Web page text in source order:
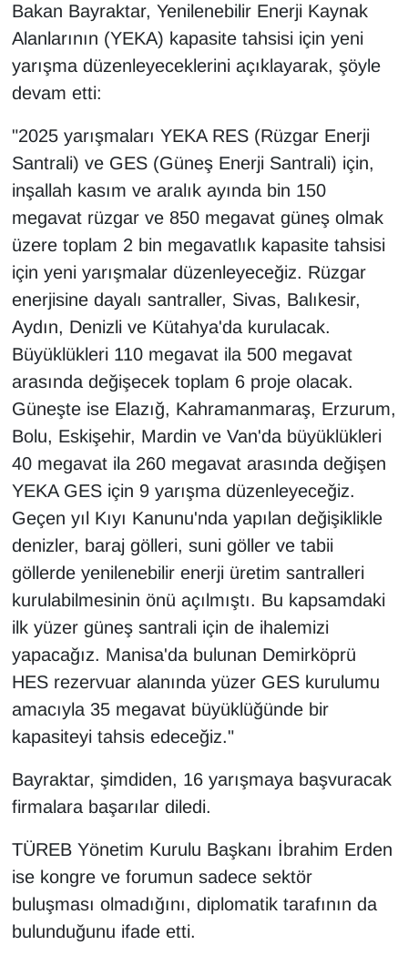
Bakan Bayraktar, Yenilenebilir Enerji Kaynak
Alanlarının (YEKA) kapasite tahsisi için yeni
yarışma düzenleyeceklerini açıklayarak, şöyle
devam etti:
"2025 yarışmaları YEKA RES (Rüzgar Enerji
Santrali) ve GES (Güneş Enerji Santrali) için,
inşallah kasım ve aralık ayında bin 150
megavat rüzgar ve 850 megavat güneş olmak
üzere toplam 2 bin megavatlık kapasite tahsisi
için yeni yarışmalar düzenleyeceğiz. Rüzgar
enerjisine dayalı santraller, Sivas, Balıkesir,
Aydın, Denizli ve Kütahya'da kurulacak.
Büyüklükleri 110 megavat ila 500 megavat
arasında değişecek toplam 6 proje olacak.
Güneşte ise Elazığ, Kahramanmaraş, Erzurum,
Bolu, Eskişehir, Mardin ve Van'da büyüklükleri
40 megavat ila 260 megavat arasında değişen
YEKA GES için 9 yarışma düzenleyeceğiz.
Geçen yıl Kıyı Kanunu'nda yapılan değişiklikle
denizler, baraj gölleri, suni göller ve tabii
göllerde yenilenebilir enerji üretim santralleri
kurulabilmesinin önü açılmıştı. Bu kapsamdaki
ilk yüzer güneş santrali için de ihalemizi
yapacağız. Manisa'da bulunan Demirköprü
HES rezervuar alanında yüzer GES kurulumu
amacıyla 35 megavat büyüklüğünde bir
kapasiteyi tahsis edeceğiz."
Bayraktar, şimdiden, 16 yarışmaya başvuracak
firmalara başarılar diledi.
TÜREB Yönetim Kurulu Başkanı İbrahim Erden
ise kongre ve forumun sadece sektör
buluşması olmadığını, diplomatik tarafının da
bulunduğunu ifade etti.